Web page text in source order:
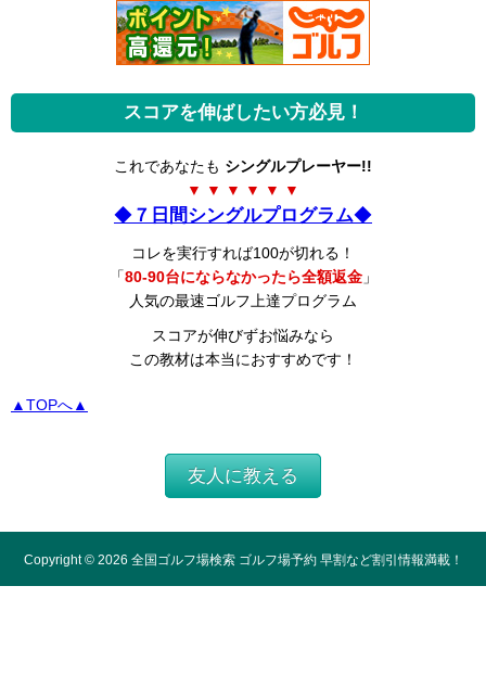
スコアを伸ばしたい方必見！
これであなたも シングルプレーヤー!!
▼ ▼ ▼ ▼ ▼ ▼
◆ ７日間シングルプログラム◆
コレを実行すれば100が切れる！
「80-90台にならなかったら全額返金」
人気の最速ゴルフ上達プログラム
スコアが伸びずお悩みなら
この教材は本当におすすめです！
▲TOPへ▲
友人に教える
Copyright © 2026 全国ゴルフ場検索 ゴルフ場予約 早割など割引情報満載！